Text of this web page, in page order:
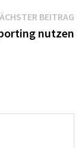
BEITRAG
nutzen